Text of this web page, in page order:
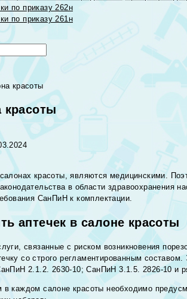
по приказу 262н
по приказу 261н
красоты
красоты
красоты, являются медицинскими.
в области здравоохранения
СанПиН к комплектации.
аптечек в салоне красоты
связанные с риском возникновения
со строго регламентированным составом.
2.1.2. 2630-10; СанПиН 3.1.5. 2826-10 и
каждом салоне красоты необходимо